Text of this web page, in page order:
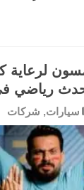
سيارات, شركات